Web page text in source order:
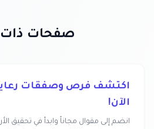
صفحات
اكتشف فرص وصفقات
الآن!
انضم إلى مقوال مجاناً وابدأ في تحقيق